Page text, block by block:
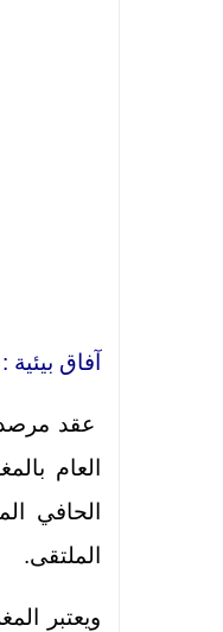
آفاق
عقد مرصد
الحافي
الملتقى.
ويعتبر